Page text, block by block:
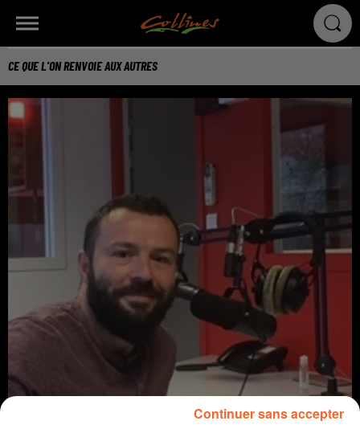
CE QUE L'ON RENVOIE AUX AUTRES
Continuer sans accepter